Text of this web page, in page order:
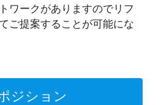
ワークがありますのでリフ
ご提案することが可能にな
ジション